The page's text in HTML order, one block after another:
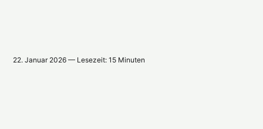
22. Januar 2026 — Lesezeit: 15 Minuten